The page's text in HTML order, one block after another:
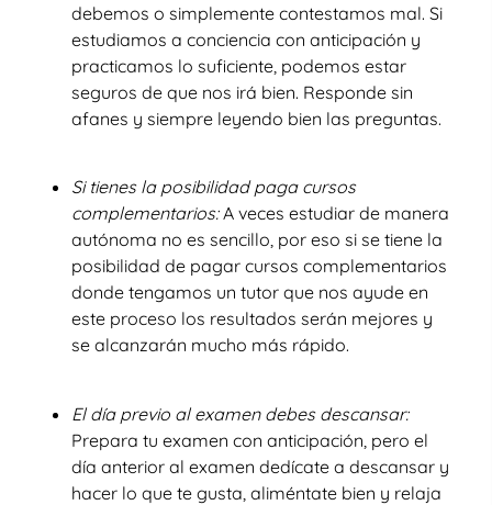
debemos o simplemente contestamos mal. Si
estudiamos a conciencia con anticipación y
practicamos lo suficiente, podemos estar
seguros de que nos irá bien. Responde sin
afanes y siempre leyendo bien las preguntas.
Si tienes la posibilidad paga cursos
complementarios:A veces estudiar de manera
autónoma no es sencillo, por eso si se tiene la
posibilidad de pagar cursos complementarios
donde tengamos un tutor que nos ayude en
este proceso los resultados serán mejores y
se alcanzarán mucho más rápido.
El día previo al examen debes descansar:
Prepara tu examen con anticipación, pero el
día anterior al examen dedícate a descansar y
hacer lo que te gusta, aliméntate bien y relaja